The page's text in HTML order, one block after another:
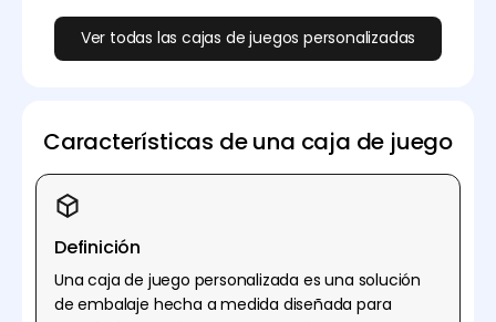
Ver todas las cajas de juegos personalizadas
Características de una caja de juego
Definición
Una caja de juego personalizada es una solución
de embalaje hecha a medida diseñada para